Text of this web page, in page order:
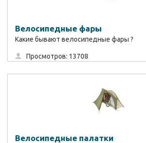
Велосипедные фары
Какие бывают велосипедные фары ?
Просмотров: 13708
Велосипедные палатки